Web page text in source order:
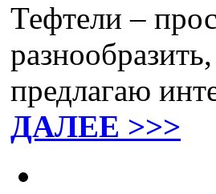
Тефтели –
предлагаю
ДАЛЕЕ >>>